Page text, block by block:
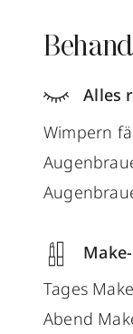
Alles
Wimpern
Tages
Abend